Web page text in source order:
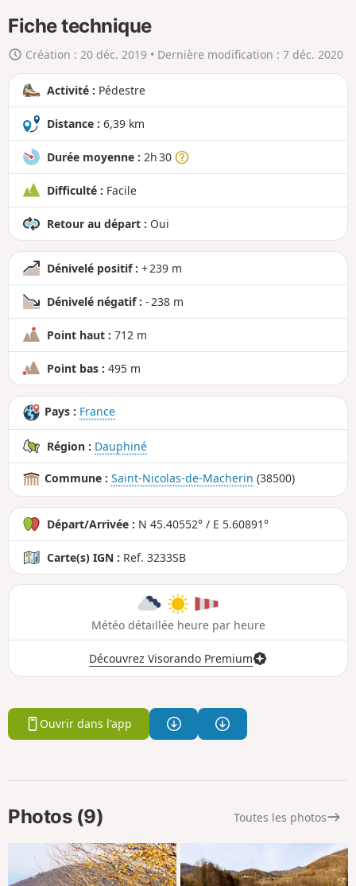
n
r
n
d
Fiche technique
Création : 20 déc. 2019• Dernière modification : 7 déc. 2020
Activité : Pédestre
Distance : 6,39 km
Durée moyenne : 2h 30
Difficulté : Facile
Retour au départ : Oui
Dénivelé positif : + 239 m
Dénivelé négatif : - 238 m
Point haut : 712 m
Point bas : 495 m
Pays : France
Région : Dauphiné
Commune : Saint-Nicolas-de-Macherin (38500)
Départ/Arrivée : N 45.40552° / E 5.60891°
Carte(s) IGN : Ref. 3233SB
Météo détaillée heure par heure
Découvrez Visorando Premium
Ouvrir dans l'app
Photos (9) Toutes les photos